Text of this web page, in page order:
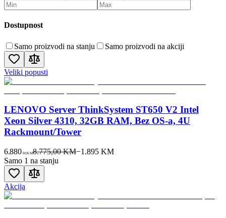
Dostupnost
Samo proizvodi na stanju Samo proizvodi na akciji
Veliki popusti
LENOVO Server ThinkSystem ST650 V2 Intel
Xeon Silver 4310, 32GB RAM, Bez OS-a, 4U
Rackmount/Tower
6.880 00KM8.775,00 KM−1.895KM
Samo 1 na stanju
Akcija